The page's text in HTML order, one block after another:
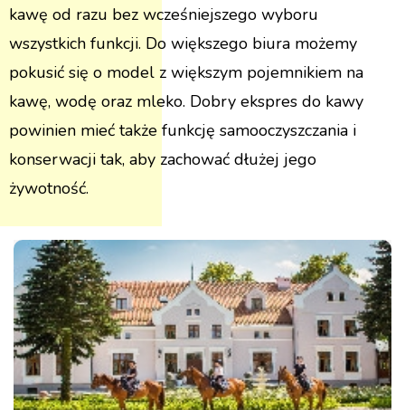
kawę od razu bez wcześniejszego wyboru
wszystkich funkcji. Do większego biura możemy
pokusić się o model z większym pojemnikiem na
kawę, wodę oraz mleko. Dobry ekspres do kawy
powinien mieć także funkcję samooczyszczania i
konserwacji tak, aby zachować dłużej jego
żywotność.